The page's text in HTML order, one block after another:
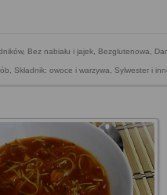
, Bez nabiału i jajek, Bezglutenowa,
, Składnik: owoce i warzywa, Sylwester i